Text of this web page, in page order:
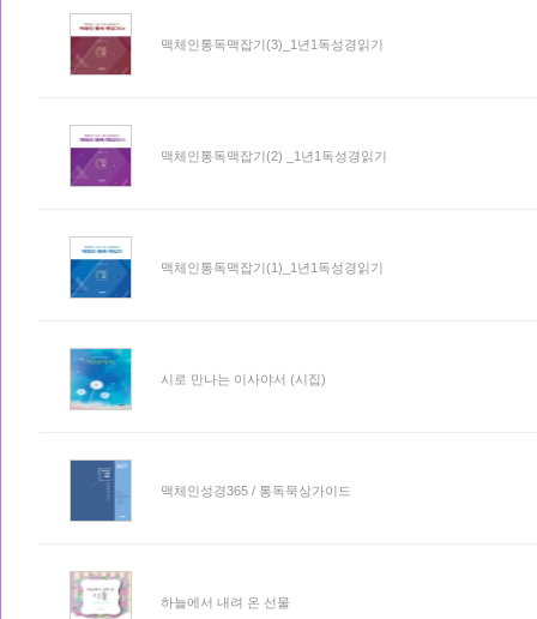
맥체인통독맥잡기(3)_1년1독성경읽기
맥체인통독맥잡기(2) _1년1독성경읽기
맥체인통독맥잡기(1)_1년1독성경읽기
시로 만나는 이사야서 (시집)
맥체인성경365 / 통독묵상가이드
하늘에서 내려 온 선물